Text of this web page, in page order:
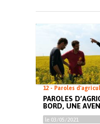
12 - Paroles
PAROLES
BORD, UNE
le 03/05/2021